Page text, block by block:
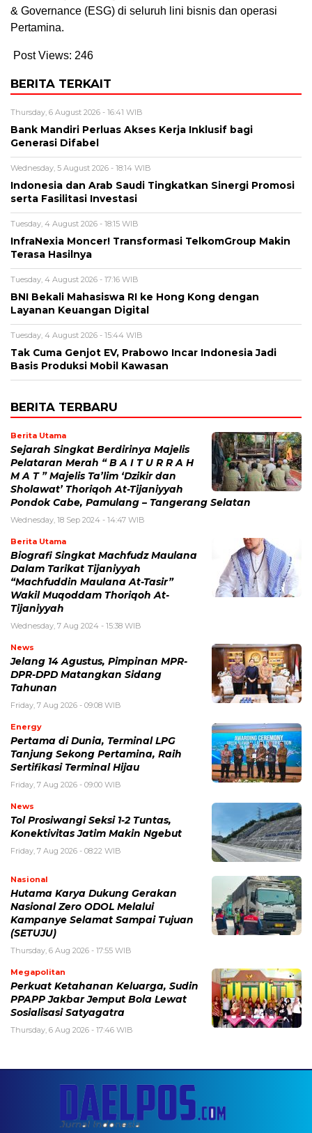
& Governance (ESG) di seluruh lini bisnis dan operasi
Pertamina.
Post Views: 246
BERITA TERKAIT
Thursday, 6 August 2026 - 16:41 WIB
Bank Mandiri Perluas Akses Kerja Inklusif bagi
Generasi Difabel
Wednesday, 5 August 2026 - 18:14 WIB
Indonesia dan Arab Saudi Tingkatkan Sinergi Promosi
serta Fasilitasi Investasi
Tuesday, 4 August 2026 - 18:15 WIB
InfraNexia Moncer! Transformasi TelkomGroup Makin
Terasa Hasilnya
Tuesday, 4 August 2026 - 17:16 WIB
BNI Bekali Mahasiswa RI ke Hong Kong dengan
Layanan Keuangan Digital
Tuesday, 4 August 2026 - 15:44 WIB
Tak Cuma Genjot EV, Prabowo Incar Indonesia Jadi
Basis Produksi Mobil Kawasan
BERITA TERBARU
Berita Utama
Sejarah Singkat Berdirinya Majelis
Pelataran Merah “ B A I T U R R A H
M A T ” Majelis Ta’lim ‘Dzikir dan
Sholawat’ Thoriqoh At-Tijaniyyah
Pondok Cabe, Pamulang – Tangerang Selatan
Wednesday, 18 Sep 2024 - 14:47 WIB
Berita Utama
Biografi Singkat Machfudz Maulana
Dalam Tarikat Tijaniyyah
“Machfuddin Maulana At-Tasir”
Wakil Muqoddam Thoriqoh At-
Tijaniyyah
Wednesday, 7 Aug 2024 - 15:38 WIB
News
Jelang 14 Agustus, Pimpinan MPR-
DPR-DPD Matangkan Sidang
Tahunan
Friday, 7 Aug 2026 - 09:08 WIB
Energy
Pertama di Dunia, Terminal LPG
Tanjung Sekong Pertamina, Raih
Sertifikasi Terminal Hijau
Friday, 7 Aug 2026 - 09:00 WIB
News
Tol Prosiwangi Seksi 1-2 Tuntas,
Konektivitas Jatim Makin Ngebut
Friday, 7 Aug 2026 - 08:22 WIB
Nasional
Hutama Karya Dukung Gerakan
Nasional Zero ODOL Melalui
Kampanye Selamat Sampai Tujuan
(SETUJU)
Thursday, 6 Aug 2026 - 17:55 WIB
Megapolitan
Perkuat Ketahanan Keluarga, Sudin
PPAPP Jakbar Jemput Bola Lewat
Sosialisasi Satyagatra
Thursday, 6 Aug 2026 - 17:46 WIB